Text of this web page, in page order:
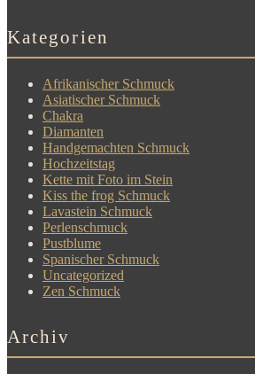
Kategorien
Afrikanischer Schmuck
Asiatischer Schmuck
Chakra
Diamanten
Handgemachten Schmuck
Hochzeitstag
Kette mit Foto im Stein
Kiss the frog Schmuck
Lavastein Schmuck
Perlenschmuck
Pustblume
Spanischer Schmuck
Uncategorized
Zen Schmuck
Archiv